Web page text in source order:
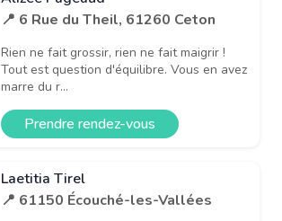
📍 6 Rue du Theil, 61260 Ceton
Rien ne fait grossir, rien ne fait maigrir !
Tout est question d'équilibre. Vous en avez
marre du r...
Prendre rendez-vous
Laetitia Tirel
📍 61150 Écouché-les-Vallées